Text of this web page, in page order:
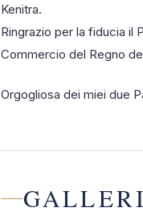
Kenitra.
Ringrazio per la fiducia il
Commercio del Regno
Orgogliosa dei miei due